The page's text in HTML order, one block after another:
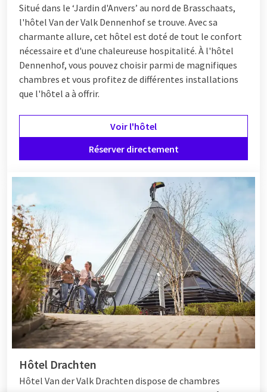
Situé dans le ‘Jardin d'Anvers’ au nord de Brasschaats,
l'hôtel Van der Valk Dennenhof se trouve. Avec sa
charmante allure, cet hôtel est doté de tout le confort
nécessaire et d'une chaleureuse hospitalité. À l'hôtel
Dennenhof, vous pouvez choisir parmi de magnifiques
chambres et vous profitez de différentes installations
que l'hôtel a à offrir.
Voir l'hôtel
Réserver directement
Hôtel Drachten
Hôtel Van der Valk Drachten dispose de chambres